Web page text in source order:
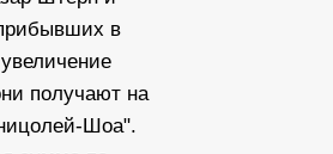
в
получают на
Шоа".